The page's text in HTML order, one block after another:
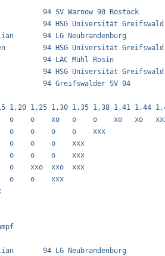
94 SV Warnow 90 Rostock
94 HSG Universität
94 LG Neubrandenburg
94 HSG Universität
94 LAC Mühl Rosin
94 HSG Universität
94 Greifswalder SV 04
1,20 1,25 1,30 1,35 1,38 1,41 1,44
o    o    xo   o    o    xo   xo
o    o    o    o    o
o    o    o    o
o    o    o    o
o    o    xxo  xxo
o    o    o    o
o    xo
94 LG